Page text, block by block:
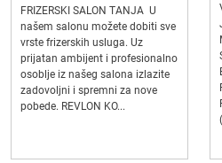
FRIZERSKI SALON TANJA U
našem salonu možete dobiti sve
vrste frizerskih usluga. Uz
prijatan ambijent i profesionalno
osoblje iz našeg salona izlazite
zadovoljni i spremni za nove
pobede. REVLON KO...